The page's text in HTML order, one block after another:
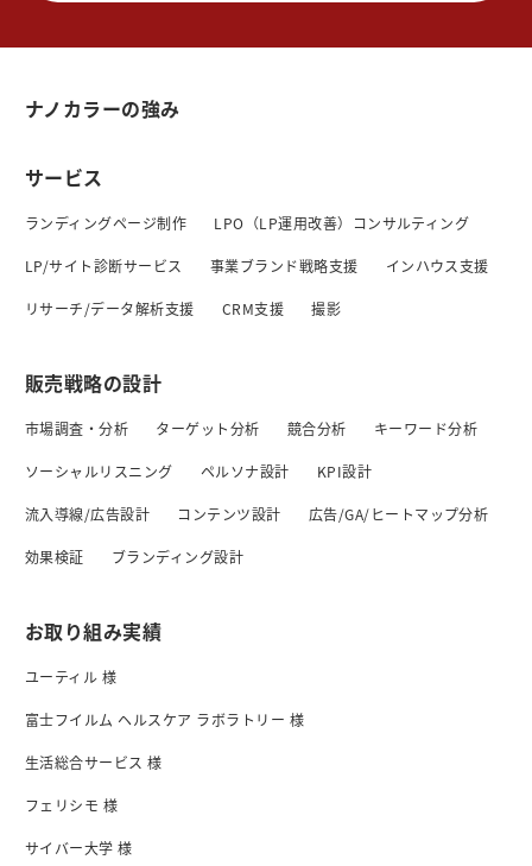
ナノカラーの強み
サービス
ランディングページ制作 LPO（LP運用改善）コンサルティング
LP/サイト診断サービス 事業ブランド戦略支援 インハウス支援
リサーチ/データ解析支援 CRM支援 撮影
販売戦略の設計
市場調査・分析 ターゲット分析 競合分析 キーワード分析
ソーシャルリスニング ペルソナ設計 KPI設計
流入導線/広告設計 コンテンツ設計 広告/GA/ヒートマップ分析
効果検証 ブランディング設計
お取り組み実績
ユーティル 様
富士フイルム ヘルスケア ラボラトリー 様
生活総合サービス 様
フェリシモ 様
サイバー大学 様